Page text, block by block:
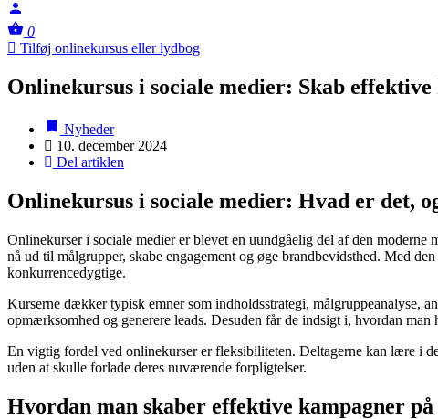
0
Tilføj onlinekursus eller lydbog
Onlinekursus i sociale medier: Skab
Nyheder
10. december 2024
Del artiklen
Onlinekursus i sociale medier: Hvad er det,
Onlinekurser i sociale medier er blevet en uundgåelig del af den
nå ud til målgrupper, skabe engagement og øge brandbevidsthed. Med
konkurrencedygtige.
Kurserne dækker typisk emner som indholdsstrategi, målgruppeanalyse,
opmærksomhed og generere leads. Desuden får de indsigt i, hvordan
En vigtig fordel ved onlinekurser er fleksibiliteten. Deltagerne kan lære i
uden at skulle forlade deres nuværende forpligtelser.
Hvordan man skaber effektive kampagner